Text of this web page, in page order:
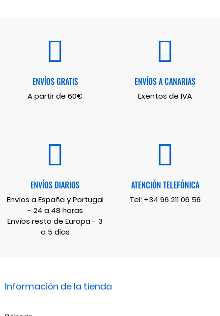
ENVÍOS GRATIS
A partir de 60€
ENVÍOS A CANARIAS
Exentos de IVA
ENVÍOS DIARIOS
Envíos a España y Portugal
- 24 a 48 horas
Envíos resto de Europa - 3
a 5 días
ATENCIÓN TELEFÓNICA
Tel: +34 96 211 06 56
Información de la tienda